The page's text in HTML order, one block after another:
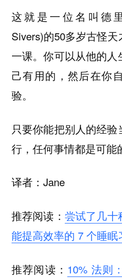
这就是一位名叫德
Sivers)的50多岁古怪
一课。你可以从他的
己有用的，然后在你
验。
只要你能把别人的经
行，任何事情都是可能
译者：Jane
推荐阅读： 尝试了几十
能提高效率的 7 个睡眠
推荐阅读： 10% 法则